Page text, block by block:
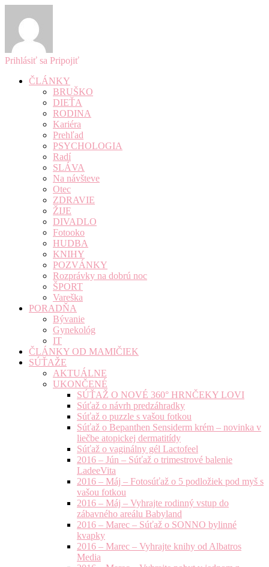
Prihlásiť sa Pripojiť
ČLÁNKY
BRUŠKO
DIEŤA
RODINA
Kariéra
Prehľad
PSYCHOLOGIA
Radí
SLÁVA
Na návšteve
Otec
ZDRAVIE
ŽIJE
DIVADLO
Fotooko
HUDBA
KNIHY
POZVÁNKY
Rozprávky na dobrú noc
ŠPORT
Vareška
PORADŇA
Bývanie
Gynekológ
IT
ČLÁNKY OD MAMIČIEK
SÚŤAŽE
AKTUÁLNE
UKONČENÉ
SÚŤAŽ O NOVÉ 360° HRNČEKY LOVI
Súťaž o návrh predzáhradky
Súťaž o puzzle s vašou fotkou
Súťaž o Bepanthen Sensiderm krém – novinka v
liečbe atopickej dermatitídy
Súťaž o vaginálny gél Lactofeel
2016 – Jún – Súťaž o trimestrové balenie
LadeeVita
2016 – Máj – Fotosúťaž o 5 podložiek pod myš s
vašou fotkou
2016 – Máj – Vyhrajte rodinný vstup do
zábavného areálu Babyland
2016 – Marec – Súťaž o SONNO bylinné
kvapky
2016 – Marec – Vyhrajte knihy od Albatros
Media